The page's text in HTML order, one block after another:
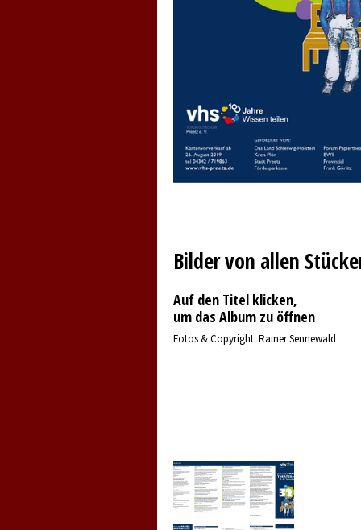
Bilder von allen
Auf den Titel klicken,
um das Album zu öffnen
Fotos & Copyright: Rainer Sennewald